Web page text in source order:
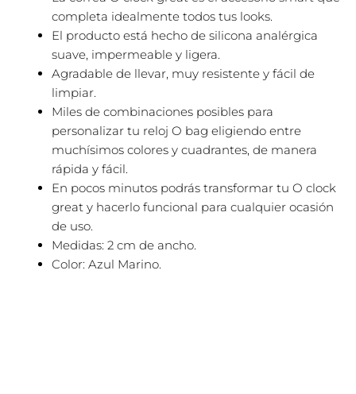
completa idealmente todos tus looks.
El producto está hecho de silicona analérgica
suave, impermeable y ligera.
Agradable de llevar, muy resistente y fácil de
limpiar.
Miles de combinaciones posibles para
personalizar tu reloj O bag eligiendo entre
muchísimos colores y cuadrantes, de manera
rápida y fácil.
En pocos minutos podrás transformar tu O clock
great y hacerlo funcional para cualquier ocasión
de uso.
Medidas: 2 cm de ancho.
Color: Azul Marino.